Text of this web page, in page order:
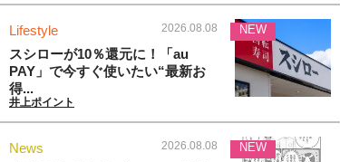
Lifestyle 2026.08.08
スシローが10％還元に！「au
PAY」で今すぐ使いたい“最新お
得...
井上ポイント
NEW
News 2026.08.08 NEW